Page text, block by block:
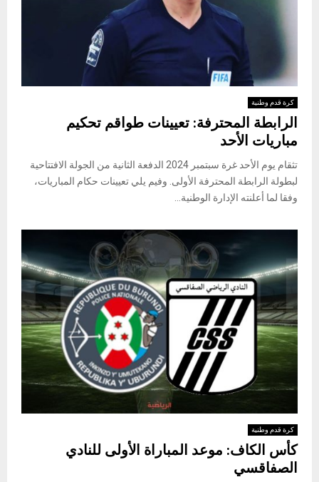
كرة قدم وطنية
الرابطة المحترفة: تعيينات طواقم تحكيم
مباريات الأحد
تثقام يوم الأحد غرة سبتمبر 2024 الدفعة الثانية من الجولة الافتتاحية
لبطولة الرابطة المحترفة الأولى. وفيم يلي تعيينات حكام المباريات،
وفقا لما أعلنته الإدارة الوطنية...
كرة قدم وطنية
كأس الكاف: موعد المباراة الأولى للنادي
الصفاقسي